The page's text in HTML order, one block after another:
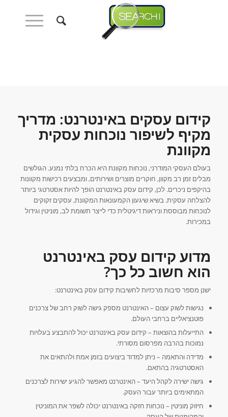
קידום עסקים באינטרנט: מדריך
מקיף לשיפור נוכחות עסקית
מקוונת
בעולם העסקי המודרני, נוכחות מקוונת היא הכרח בלתי נמנע. הגולשים
מבלים זמן רב מקוון, חוקרים מוצרים ושירותים, ומבצעים רכישות מקוונות
בהיקפים ניכרים. לכן, קידום עסק באינטרנט הופך להיות אסטרטגי ביותר
להצלחה עסקית. בשיא שיגעון הקמעונאות המקוונת, עסקים זקוקים
לנוכחות מבוססת וניראות דיגיטלית כדי לייצר תשומת לב, מוניטין וגידול
במכירות.
מדוע קידום עסק באינטרנט
הוא חשוב כל כך?
ישנן מספר סיבות מרכזיות לחשיבות קידום עסק באינטרנט:
נגישות לשוק עצום – האינטרנט מספק גישה לשוק רחב של צרכנים
פוטנציאליים ברחבי העולם.
התייעלות בהוצאות – קידום עסק באינטרנט יכול להתבצע בעלויות
נמוכות בהרבה מפרסום מסורתי.
מדידה והתאמה – ניתן למדוד ביצועים בזמן אמת ולהתאים את
האסטרטגיה בהתאם.
גישה ישירה לקהל היעד – האינטרנט מאפשר להגיע ישירות לצרכנים
המתאימים ביותר עבור העסק.
חיזוק מוניטין – נוכחות חזקה באינטרנט יכולה לשפר את המוניטין